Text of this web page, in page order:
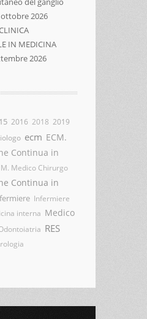
2026
IN MEDICINA
2026
2016 2018 2019
ecm ECM.
Continua in
Medico Chirurgo
Continua in
Infermiere
interna Medico
RES